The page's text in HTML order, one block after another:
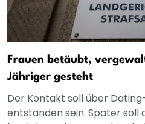
Frauen betäubt,
Jähriger gesteht
Der Kontakt soll über
entstanden sein. Später soll